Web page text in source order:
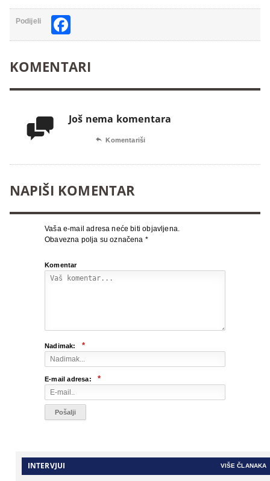
Podijeli
KOMENTARI
 Još nema komentara
 Komentariši
NAPIŠI KOMENTAR
Vaša e-mail adresa neće biti objavljena.
Obavezna polja su označena *
Komentar
Nadimak: *
E-mail adresa: *
INTERVJUI VIŠE ČLANAKA